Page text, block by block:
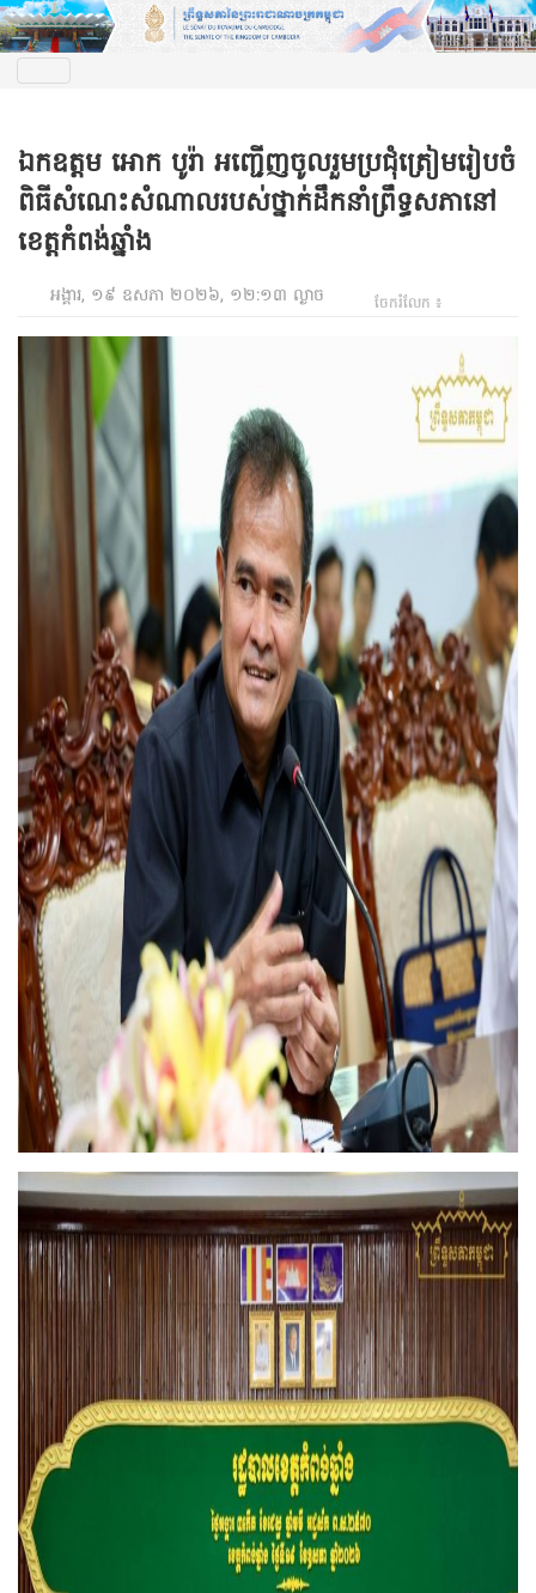
ឯកឧត្តម អោក បូរ៉ា អញ្ជើញចូលរួមប្រជុំត្រៀមរៀបចំ
ពិធីសំណេះសំណាលរបស់ថ្នាក់ដឹកនាំព្រឹទ្ធសភានៅ
ខេត្តកំពង់ឆ្នាំង
អង្គារ, ១៩ ឧសភា ២០២៦, ១២:១៣ ល្ងាច ចែករំលែក ៖